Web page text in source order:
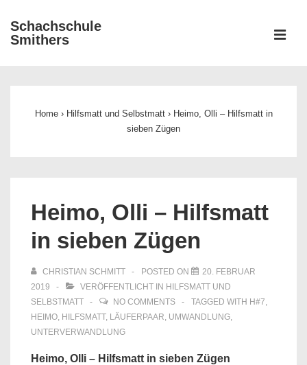
Zum
Inhalt
Schachschule
Smithers
Home › Hilfsmatt und Selbstmatt › Heimo, Olli – Hilfsmatt in
sieben Zügen
Heimo, Olli – Hilfsmatt
in sieben Zügen
CHRISTIAN SCHMITT POSTED ON
20. FEBRUAR
2019
VERÖFFENTLICHT IN HILFSMATT UND
SELBSTMATT
NO COMMENTS TAGGED WITH H#7,
HEIMO, HILFSMATT, LÄUFERPAAR, UMWANDLUNG,
UNTERVERWANDLUNG
Heimo, Olli – Hilfsmatt in sieben Zügen